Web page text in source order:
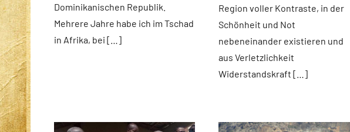
Dominikanischen Republik.
Mehrere Jahre habe ich im Tschad
in Afrika, bei […]
Region voller Kontraste, in der
Schönheit und Not
nebeneinander existieren und
aus Verletzlichkeit
Widerstandskraft […]